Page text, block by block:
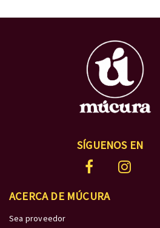
SÍGUENOS EN
ACERCA DE MÚCURA
Sea proveedor